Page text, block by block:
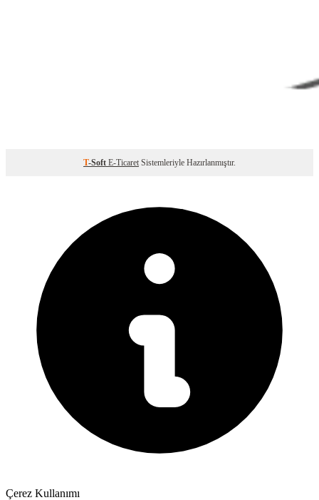
T-Soft E-Ticaret Sistemleriyle Hazırlanmıştır.
Çerez Kullanımı